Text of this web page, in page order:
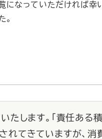
なっていただければ幸
。
たします。「責任あ
れてきていますが、